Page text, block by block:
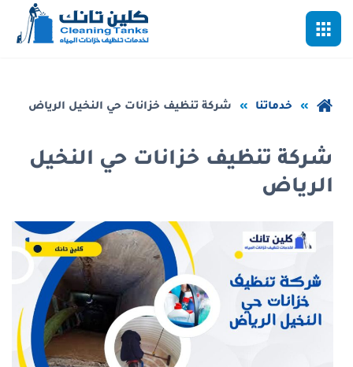
تخطي
الصفحة
الرئيسية
خدماتنا شركة تنظيف خزانات حي النخيل الرياض
شركة تنظيف خزانات حي النخيل
الرياض